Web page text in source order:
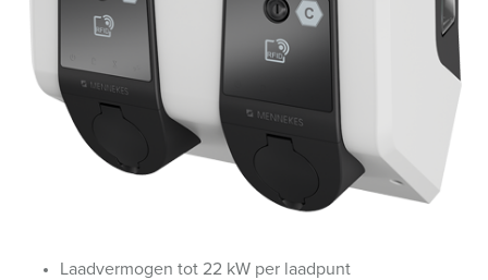
Laadvermogen tot 22 kW per laadpunt